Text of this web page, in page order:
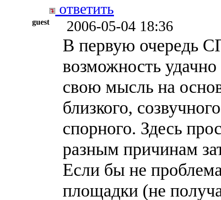
ответить
guest 2006-05-04 18:36
В первую очередь
возможность
свою мысль на
близкого,
спорного. Здесь
разным причинам
Если бы не
площадки (не